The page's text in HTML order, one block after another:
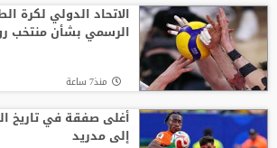
الاتحاد الدولي لكرة
الرسمي بشأن منتخب
منذ7 ساعة
أغلى صفقة في تاريخ
إلى مدريد